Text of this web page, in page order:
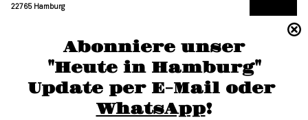
Abonniere unser
"Heute in Hamburg"
Update per E-Mail oder
WhatsApp!
22765 Hamburg
moc.grubmah-enezs@ofni